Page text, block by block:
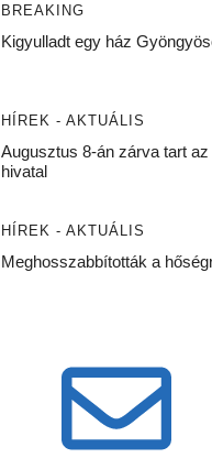
BREAKING
Kigyulladt egy ház
HÍREK - AKTUÁLIS
Augusztus 8-án zárva tart
hivatal
HÍREK - AKTUÁLIS
Meghosszabbították a